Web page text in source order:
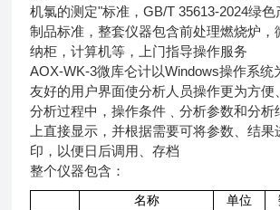
机氯的测定"标准，GB/T 35613-2024绿
制品标准，整套仪器包含前处理燃烧炉，
纳柜，计算机等，上门指导操作服务
AOX-WK-3微库仑计以Windows操作系统
友好的用户界面使分析人员操作更为方便
分析过程中，操作条件﹑分析参数和分析
上直接显示，并根据需要可将参数、结
印，以便日后调用、存档
整个仪器包含：
名称 单位